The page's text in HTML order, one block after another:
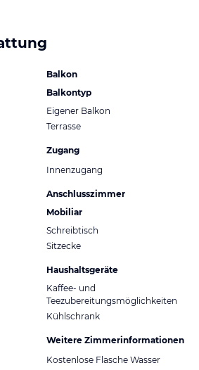
Balkon
Balkontyp
Eigener Balkon
Terrasse
Zugang
Innenzugang
Anschlusszimmer
Mobiliar
Schreibtisch
Sitzecke
Haushaltsgeräte
Kaffee- und
Teezubereitungsmöglichkeiten
Kühlschrank
Weitere Zimmerinformationen
Kostenlose Flasche Wasser